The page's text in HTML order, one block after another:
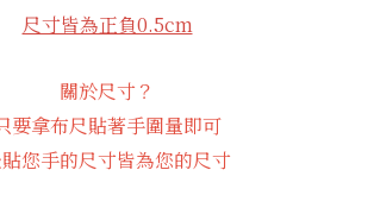
尺寸皆為正負0.5cm
關於尺寸？
要拿布尺貼著手圍量即可
您手的尺寸皆為您的尺寸